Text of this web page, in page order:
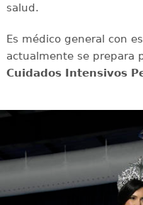
salud.
Es médico general con
actualmente se prepara
Cuidados Intensivos